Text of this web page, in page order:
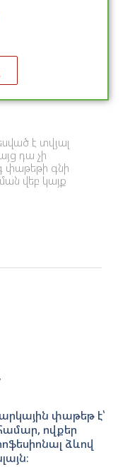
է տվյալ
դա չի
փաթեթի գնի
վեբ կայք
փաթեթ է՝
ովքեր
ձևով